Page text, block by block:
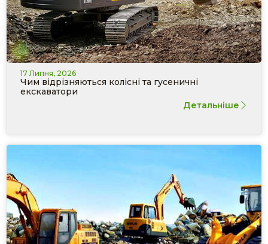
17 Липня, 2026
Чим відрізняються колісні та гусеничні
екскаватори
Детальніше